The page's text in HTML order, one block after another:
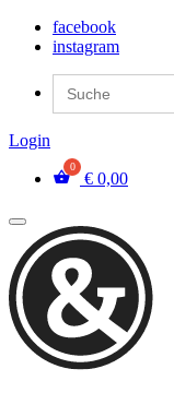
facebook
instagram
Search
for:
Login
€ 0,00